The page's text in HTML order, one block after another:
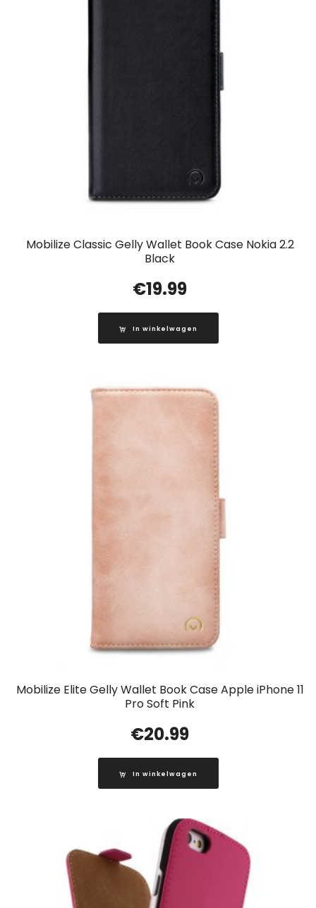
Mobilize Classic Gelly Wallet Book Case Nokia 2.2
Black
€19.99
In winkelwagen
Mobilize Elite Gelly Wallet Book Case Apple iPhone 11
Pro Soft Pink
€20.99
In winkelwagen